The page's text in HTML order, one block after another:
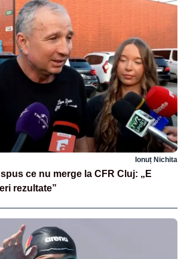
Ionuț Nichita
ce nu merge la CFR Cluj: „E
rezultate”